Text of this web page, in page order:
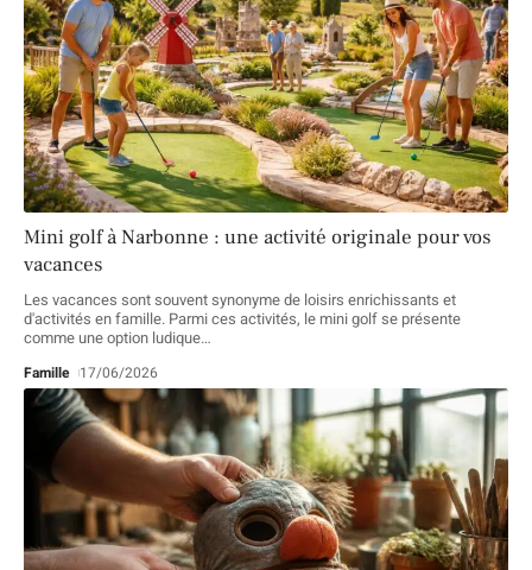
Mini golf à Narbonne : une activité originale pour vos
vacances
Les vacances sont souvent synonyme de loisirs enrichissants et
d'activités en famille. Parmi ces activités, le mini golf se présente
comme une option ludique…
Famille 17/06/2026